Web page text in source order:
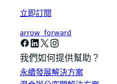
立即訂閱
arrow_forward
我們如何提供幫助？
永續發展解決方案